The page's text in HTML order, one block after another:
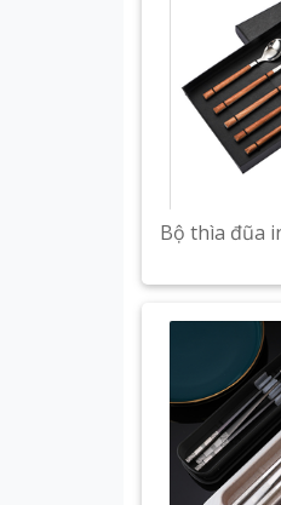
Bộ thìa đũa